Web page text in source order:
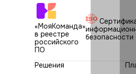
«МояКоманда»
в реестре
российского
ПО
безопасности
Решения